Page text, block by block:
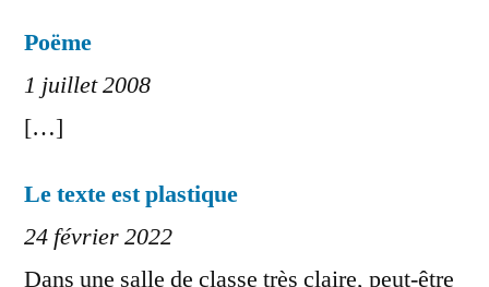
Poëme
1 juillet 2008
[…]
Le texte est plastique
24 février 2022
Dans une salle de classe très claire, peut-être